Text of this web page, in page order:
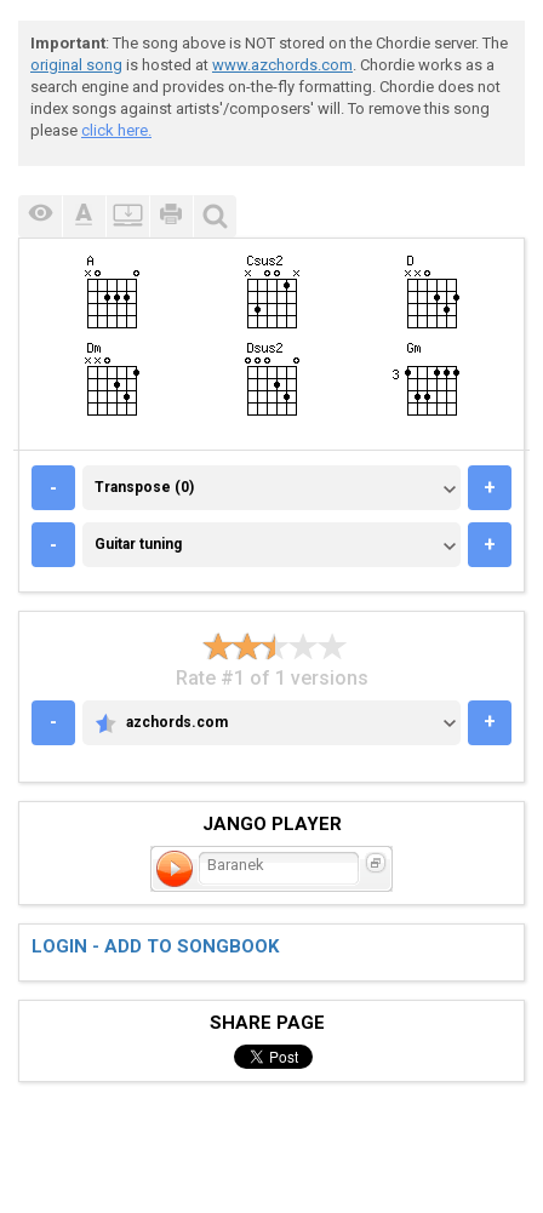
Important: The song above is NOT stored on the Chordie server. The
original song is hosted at www.azchords.com. Chordie works as a
search engine and provides on-the-fly formatting. Chordie does not
index songs against artists'/composers' will. To remove this song
please click here.
- TRANSPOSE (0)
Transpose (0) +
- GUITAR TUNING
Guitar tuning +
Rate #1 of 1 versions
-
AZCHORDS.COM
azchords.com +
JANGO PLAYER
Baranek
LOGIN - ADD TO SONGBOOK
SHARE PAGE